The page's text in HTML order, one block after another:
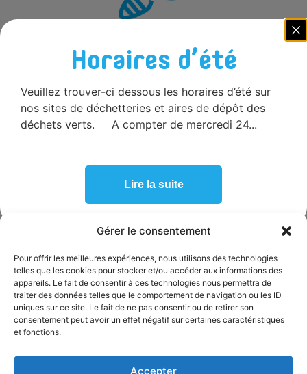
Gérer le consentement
Pour offrir les meilleures expériences, nous utilisons des technologies
telles que les cookies pour stocker et/ou accéder aux informations des
appareils. Le fait de consentir à ces technologies nous permettra de
traiter des données telles que le comportement de navigation ou les ID
uniques sur ce site. Le fait de ne pas consentir ou de retirer son
consentement peut avoir un effet négatif sur certaines caractéristiques
et fonctions.
Accepter
SICTOBA
665 route de Berrias,
07460 Beaulieu
04 75 39 06 99
ADMINISTRATIF
de 8h30 à 12h30 et de 14h à 17h
PERMANENCE TÉLÉPHONIQUE
Du lundi au mercredi :
de 8h30 à 12h30 et de 14h à 17h
Horaires d’été
Veuillez trouver-ci dessous les horaires d’été sur
nos sites de déchetteries et aires de dépôt des
déchets verts. A compter de mercredi 24...
Lire la suite